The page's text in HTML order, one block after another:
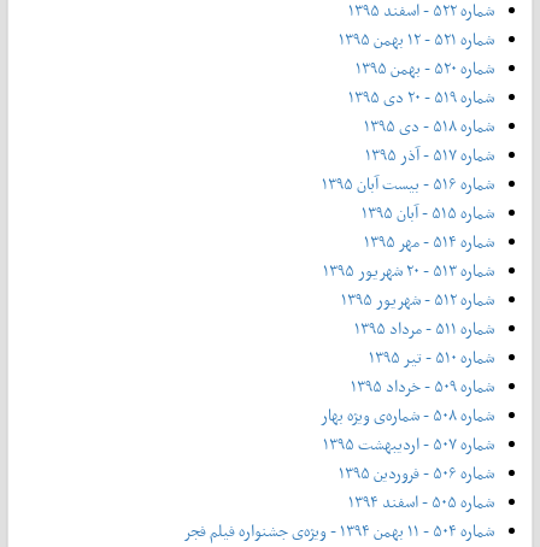
شماره ۵۲۲ - اسفند ۱۳۹۵
شماره ۵۲۱ - ۱۲ بهمن ۱۳۹۵
شماره ۵۲۰ - بهمن ۱۳۹۵
شماره ۵۱۹ - ۲۰ دی ۱۳۹۵
شماره ۵۱۸ - دی ۱۳۹۵
شماره ۵۱۷ - آذر ۱۳۹۵
شماره ۵۱۶ - بیست آبان ۱۳۹۵
شماره ۵۱۵ - آبان ۱۳۹۵
شماره ۵۱۴ - مهر ۱۳۹۵
شماره ۵۱۳ - ۲۰ شهریور ۱۳۹۵
شماره ۵۱۲ - شهریور ۱۳۹۵
شماره ۵۱۱ - مرداد ۱۳۹۵
شماره ۵۱۰ - تیر ۱۳۹۵
شماره ۵۰۹ - خرداد ۱۳۹۵
شماره ۵۰۸ - شماره‌ی ویژه بهار
شماره ۵۰۷ - اردیبهشت ۱۳۹۵
شماره ۵۰۶ - فروردین ۱۳۹۵
شماره ۵۰۵ - اسفند ۱۳۹۴
شماره ۵۰۴ - ۱۱ بهمن ۱۳۹۴ - ویژه‌ی جشنواره فیلم فجر